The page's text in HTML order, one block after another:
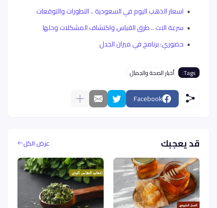
اسعار الذهب اليوم في السعودية .. التطورات والتوقعات
سرعة النت .. طرق القياس واكتشاف المشكلات وحلها
حضوري: برنامج في ميزان الجدل
Tags: أخبار الصحة والجمال
Facebook
قد يعجبك عرض الكل